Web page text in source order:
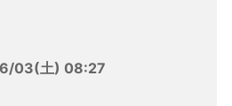
03(土) 08:27